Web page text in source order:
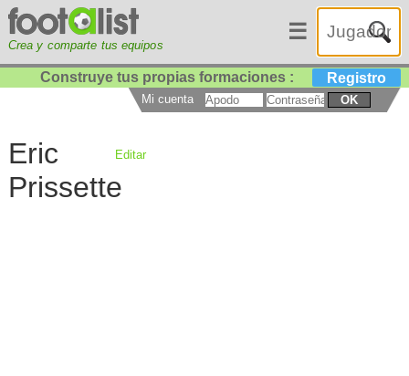
Crea y comparte tus equipos
☰
Construye tus propias formaciones : Registro
Mi cuenta OK
Eric
Prissette
Editar